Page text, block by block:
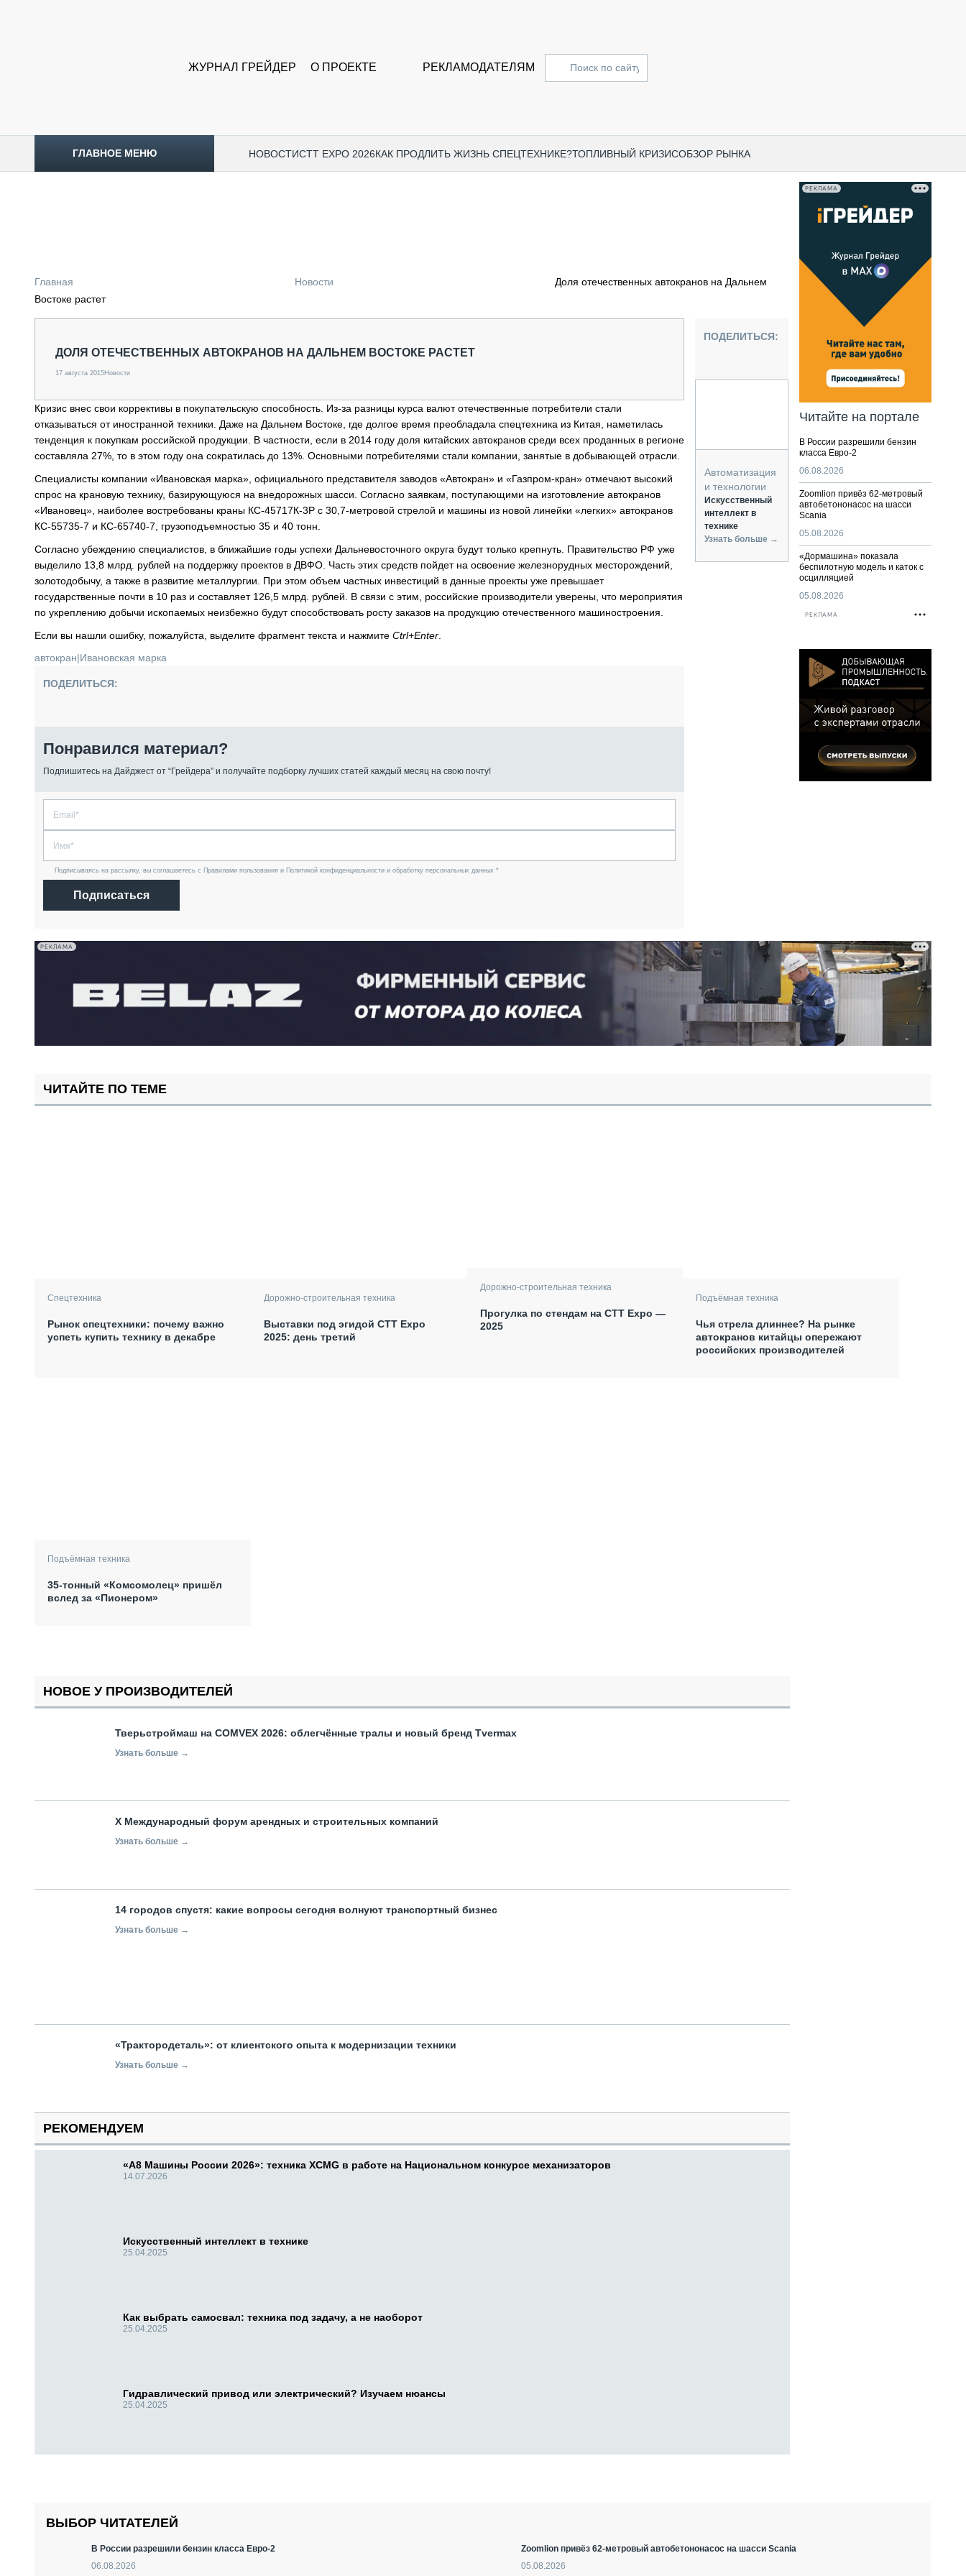
ЖУРНАЛ ГРЕЙДЕР О ПРОЕКТЕ РЕКЛАМОДАТЕЛЯМ
ГЛАВНОЕ МЕНЮ НОВОСТИCTT EXPO 2026КАК ПРОДЛИТЬ ЖИЗНЬ СПЕЦТЕХНИКЕ?ТОПЛИВНЫЙ КРИЗИСОБЗОР РЫНКА
ОБЗОР РЫНКА
ГРУЗОПЕРЕВОЗКИ
ИСПЫТАТЕЛИ
ТЕХНОЛОГИИ
ДОРОЖНАЯ ИНДУСТРИЯ
СЕРВИСМЕНЫ
ПОДЪЁМНАЯ ТЕХНИКА
ПАССАЖИРСКИЙ ТРАНСПОРТ
КАРЬЕРНАЯ ТЕХНИКА
ЛОГИСТИКА И СКЛАД
АВТОМАТИЗАЦИЯ И ТЕХНОЛОГИИ
Главная Новости
Доля отечественных автокранов на Дальнем
Востоке растет
ДОЛЯ ОТЕЧЕСТВЕННЫХ АВТОКРАНОВ НА ДАЛЬНЕМ ВОСТОКЕ РАСТЕТ
17 августа 2015Новости
Кризис внес свои коррективы в покупательскую способность. Из-за разницы курса валют отечественные потребители стали
отказываться от иностранной техники. Даже на Дальнем Востоке, где долгое время преобладала спецтехника из Китая, наметилась
тенденция к покупкам российской продукции. В частности, если в 2014 году доля китайских автокранов среди всех проданных в регионе
составляла 27%, то в этом году она сократилась до 13%. Основными потребителями стали компании, занятые в добывающей отрасли.
Специалисты компании «Ивановская марка», официального представителя заводов «Автокран» и «Газпром-кран» отмечают высокий
спрос на крановую технику, базирующуюся на внедорожных шасси. Согласно заявкам, поступающими на изготовление автокранов
«Ивановец», наиболее востребованы краны КС-45717К-3Р с 30,7-метровой стрелой и машины из новой линейки «легких» автокранов
КС-55735-7 и КС-65740-7, грузоподъемностью 35 и 40 тонн.
Согласно убеждению специалистов, в ближайшие годы успехи Дальневосточного округа будут только крепнуть. Правительство РФ уже
выделило 13,8 млрд. рублей на поддержку проектов в ДВФО. Часть этих средств пойдет на освоение железнорудных месторождений,
золотодобычу, а также в развитие металлургии. При этом объем частных инвестиций в данные проекты уже превышает
государственные почти в 10 раз и составляет 126,5 млрд. рублей. В связи с этим, российские производители уверены, что мероприятия
по укреплению добычи ископаемых неизбежно будут способствовать росту заказов на продукцию отечественного машиностроения.
Если вы нашли ошибку, пожалуйста, выделите фрагмент текста и нажмите Ctrl+Enter
автокран|Ивановская марка
ПОДЕЛИТЬСЯ:
Понравился материал?
Подпишитесь на Дайджест от “Грейдера” и получайте подборку лучших статей каждый месяц на свою почту!
Подписываясь на рассылку, вы соглашаетесь с Правилами пользования и Политикой конфиденциальности и обработку персональных данных *
Подписаться
ПОДЕЛИТЬСЯ:
Автоматизация
и технологии
Искусственный
интеллект в
технике
Узнать больше →
РЕКЛАМА
Читайте на портале
В России разрешили бензин
класса Евро-2
06.08.2026
Zoomlion привёз 62-метровый
автобетононасос на шасси
Scania
05.08.2026
«Дормашина» показала
беспилотную модель и каток с
осцилляцией
05.08.2026
РЕКЛАМА
РЕКЛАМА
ЧИТАЙТЕ ПО ТЕМЕ
Спецтехника
Рынок спецтехники: почему важно
успеть купить технику в декабре
Дорожно-строительная техника
Выставки под эгидой СТТ Expo
2025: день третий
Дорожно-строительная техника
Прогулка по стендам на СТТ Expo —
2025
Подъёмная техника
Чья стрела длиннее? На рынке
автокранов китайцы опережают
российских производителей
Подъёмная техника
35-тонный «Комсомолец» пришёл
вслед за «Пионером»
НОВОЕ У ПРОИЗВОДИТЕЛЕЙ
Тверьстроймаш на COMVEX 2026: облегчённые тралы и новый бренд Tvermax
Узнать больше →
X Международный форум арендных и строительных компаний
Узнать больше →
14 городов спустя: какие вопросы сегодня волнуют транспортный бизнес
Узнать больше →
«Трактородеталь»: от клиентского опыта к модернизации техники
Узнать больше →
РЕКОМЕНДУЕМ
«А8 Машины России 2026»: техника XCMG в работе на Национальном конкурсе механизаторов
14.07.2026
Искусственный интеллект в технике
25.04.2025
Как выбрать самосвал: техника под задачу, а не наоборот
25.04.2025
Гидравлический привод или электрический? Изучаем нюансы
25.04.2025
ВЫБОР ЧИТАТЕЛЕЙ
В России разрешили бензин класса Евро-2
06.08.2026
Zoomlion привёз 62-метровый автобетононасос на шасси Scania
05.08.2026